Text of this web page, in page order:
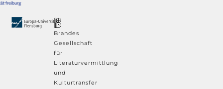
Brandes
Gesellschaft
für
Literaturvermittlung
und
Kulturtransfer